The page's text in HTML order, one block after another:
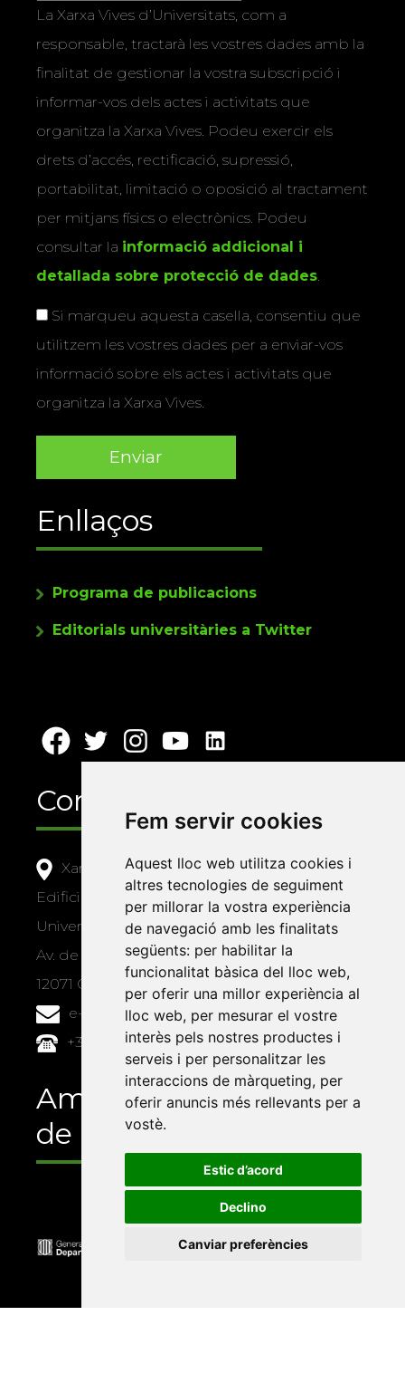
Fem servir cookies
Aquest lloc web utilitza cookies i
altres tecnologies de seguiment
per millorar la vostra experiència
de navegació amb les finalitats
següents: per habilitar la
funcionalitat bàsica del lloc web,
per oferir una millor experiència al
lloc web, per mesurar el vostre
interès pels nostres productes i
serveis i per personalitzar les
interaccions de màrqueting, per
oferir anuncis més rellevants per a
vostè.
Estic d’acord
Declino
Canviar preferències
La Xarxa Vives d’Universitats, com a
responsable, tractarà les vostres dades amb la
finalitat de gestionar la vostra subscripció i
informar-vos dels actes i activitats que
organitza la Xarxa Vives. Podeu exercir els
drets d’accés, rectificació, supressió,
portabilitat, limitació o oposició al tractament
per mitjans físics o electrònics. Podeu
consultar la informació addicional i
detallada sobre protecció de dades.
Si marqueu aquesta casella, consentiu que
utilitzem les vostres dades per a enviar-vos
informació sobre els actes i activitats que
organitza la Xarxa Vives.
Enllaços
Programa de publicacions
Editorials universitàries a Twitter
Contacte
Xarxa Vives d'Universitats
Edifici Àgora
Universitat Jaume I, local 10
Av. de Vicent Sos Baynat, s/n
12071 Castelló de la Plana
e-buc@vives.org
+34 964 72 89 93
Amb el suport
de